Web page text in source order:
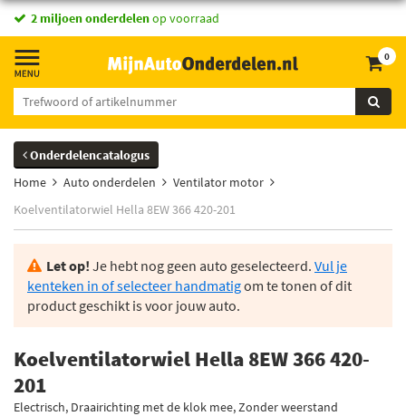
2 miljoen onderdelenop voorraad
0
Onderdelencatalogus
Home
Auto onderdelen
Ventilator motor
Koelventilatorwiel Hella 8EW 366 420-201
Let op! Je hebt nog geen auto geselecteerd. Vul je
kenteken in of selecteer handmatigom te tonen of dit
product geschikt is voor jouw auto.
Koelventilatorwiel Hella 8EW 366 420-
201
Electrisch, Draairichting met de klok mee, Zonder weerstand